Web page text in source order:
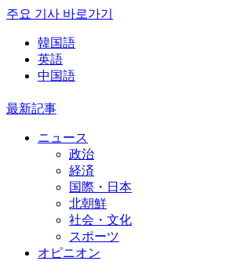
주요 기사 바로가기
韓国語
英語
中国語
最新記事
ニュース
政治
経済
国際・日本
北朝鮮
社会・文化
スポーツ
オピニオン